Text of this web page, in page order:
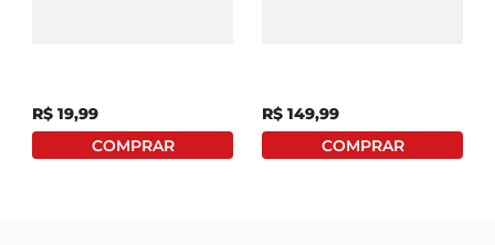
R$ 19,99 R$ 149,99